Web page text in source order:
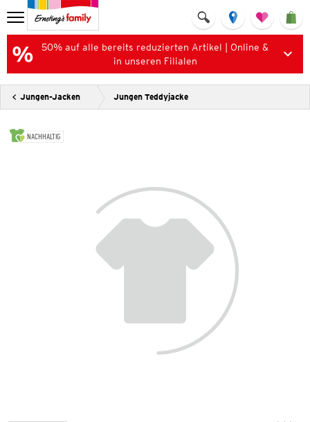
50% auf alle bereits reduzierten Artikel | Online &
in unseren Filialen
Jungen-Jacken Jungen Teddyjacke
NACHHALTIG